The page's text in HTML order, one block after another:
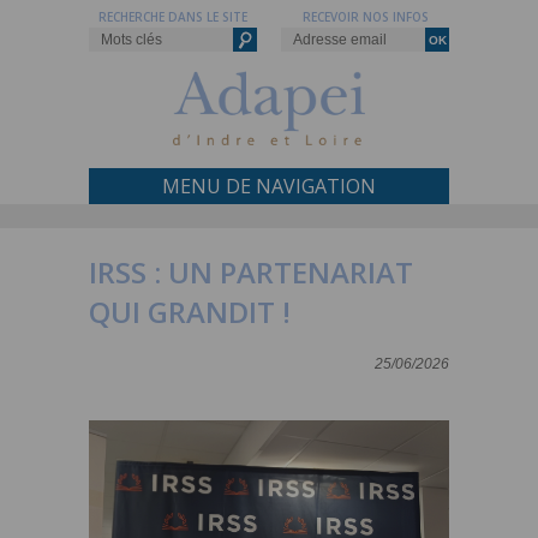
RECEVOIR NOS INFOS
RECHERCHE DANS LE SITE
MENU DE NAVIGATION
IRSS : UN PARTENARIAT
QUI GRANDIT !
25/06/2026